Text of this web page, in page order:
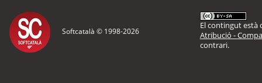
Softcatalà © 1998-2026
El contingut està
Atribució -
contrari.